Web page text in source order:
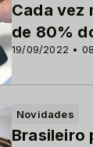
19/09/2022 •
Cada vez
de 80%
Novidades
Brasileiro